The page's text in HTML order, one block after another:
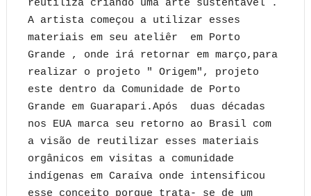
reutiliza criando uma arte sustentável .
A artista começou a utilizar esses
materiais em seu ateliêr em Porto
Grande , onde irá retornar em março,para
realizar o projeto " Origem", projeto
este dentro da Comunidade de Porto
Grande em Guarapari.Após duas décadas
nos EUA marca seu retorno ao Brasil com
a visão de reutilizar esses materiais
orgânicos em visitas a comunidade
indígenas em Caraíva onde intensificou
esse conceito porque trata- se de um